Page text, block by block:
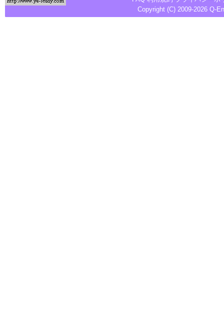
Copyright (C) 2009-2026 Q-